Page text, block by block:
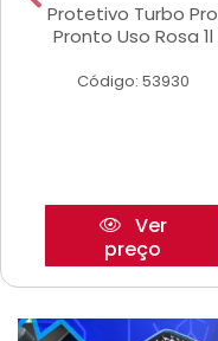
Protetivo Turbo Pro
Pronto Uso Rosa 1l
Código: 53930
Ver
preço